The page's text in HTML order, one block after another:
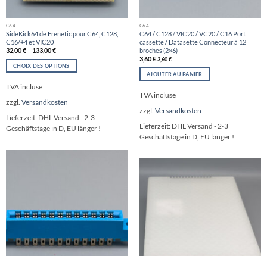
C64
SideKick64 de Frenetic pour C64, C128,
C16/+4 et VIC20
32,00€– 133,00€
CHOIX DES OPTIONS
produit
plusieurs
variations.
Les
du
produit
TVA incluse
zzgl. Versandkosten
Lieferzeit: DHL Versand - 2-3
Geschäftstage in D, EU länger !
C64
C64 / C128 / VIC20 / VC20 / C16 Port
cassette / Datasette Connecteur à 12
broches (2×6)
3,60€ 3,60€
AJOUTER AU PANIER
TVA incluse
zzgl. Versandkosten
Lieferzeit: DHL Versand - 2-3
Geschäftstage in D, EU länger !